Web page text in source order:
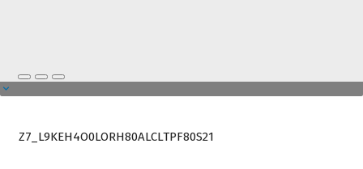
Z7_L9KEH4O0LORH80ALCLTPF80S21